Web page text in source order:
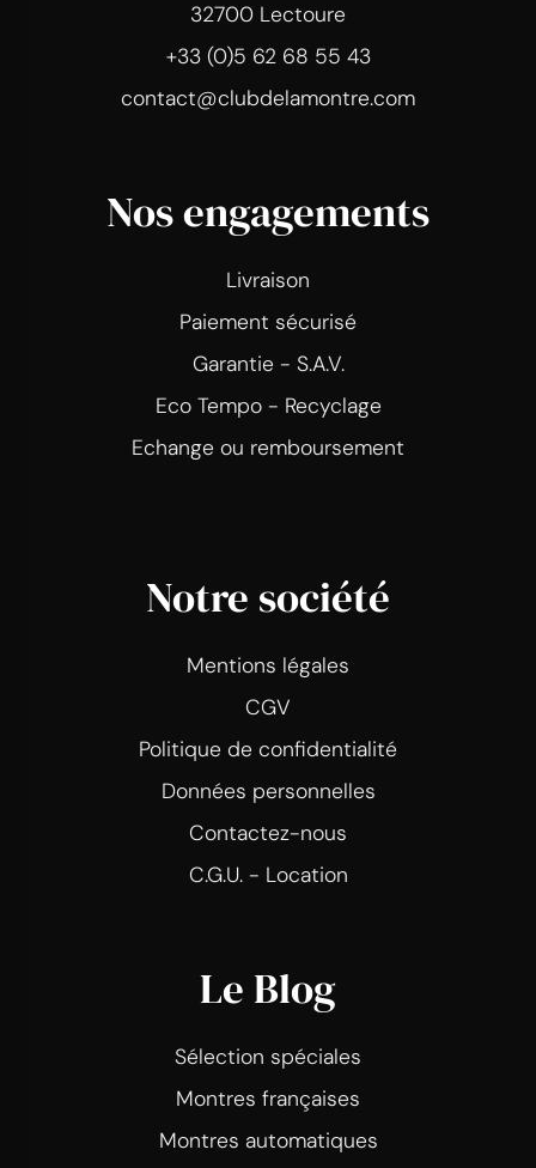
32700 Lectoure
+33 (0)5 62 68 55 43
contact@clubdelamontre.com
Nos engagements
Livraison
Paiement sécurisé
Garantie - S.A.V.
Eco Tempo - Recyclage
Echange ou remboursement
Notre société
Mentions légales
CGV
Politique de confidentialité
Données personnelles
Contactez-nous
C.G.U. - Location
Le Blog
Sélection spéciales
Montres françaises
Montres automatiques